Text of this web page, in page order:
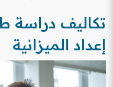
تكاليف دراسة
إعداد الميزانية